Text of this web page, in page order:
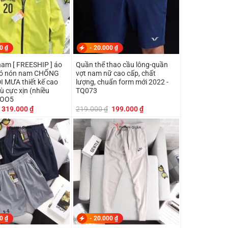
₫
[ FREESHIP ] áo
nón nam CHỐNG
MƯA thiết kế cao
cực xịn (nhiều
Giá
là:
349.000 ₫.
319.000₫Giá
hiện
tại
là:
319.000 ₫.
- 20.000 ₫
Quần thể thao cầu lông-quần
vợt nam nữ cao cấp, chất
lượng, chuẩn form mới 2022 -
TQ073
219.000₫ Giá
là:
219.000 ₫.
199.000₫Giá
hiện
tại
là:
199.000 ₫.
₫ - 20.000 ₫